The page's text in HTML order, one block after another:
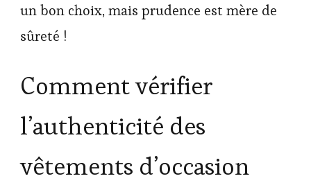
un bon choix, mais prudence est mère de
sûreté !
Comment vérifier
l’authenticité des
vêtements d’occasion